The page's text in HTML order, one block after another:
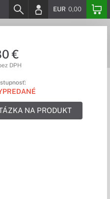
EUR 0,00
€
DPH
NA PRODUKT